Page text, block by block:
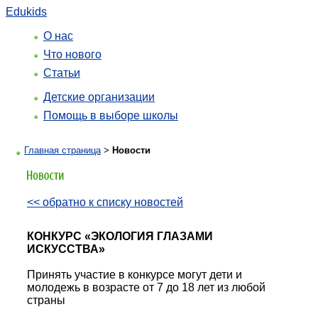
Edukids
О нас
Что нового
Статьи
Детские организации
Помощь в выборе школы
Главная страница> Новости
<< обратно к списку новостей
КОНКУРС «ЭКОЛОГИЯ ГЛАЗАМИ
ИСКУССТВА»
Принять участие в конкурсе могут дети и
молодежь в возрасте от 7 до 18 лет из любой
страны